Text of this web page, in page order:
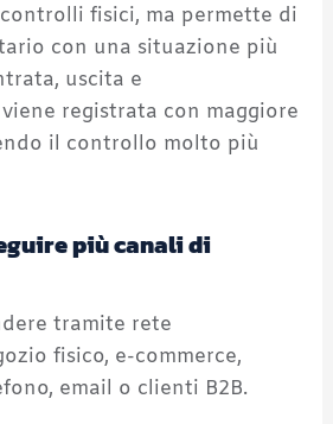
fisici, ma permette di
con una situazione più
uscita e
registrata con maggiore
il controllo molto più
più canali di
tramite rete
fisico, e-commerce,
email o clienti B2B.